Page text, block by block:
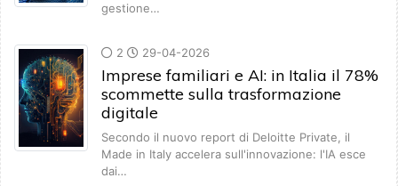
gestione…
2 29-04-2026
Imprese familiari e AI: in Italia il 78%
scommette sulla trasformazione
digitale
Secondo il nuovo report di Deloitte Private, il
Made in Italy accelera sull'innovazione: l'IA esce
dai…